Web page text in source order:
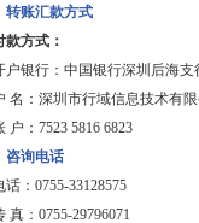
转账汇款方式
款方式：
银行：中国银行深圳后海支
名：深圳市行域信息技术有
户：7523 5816 6823
咨询电话
：0755-33128575
真：0755-29796071